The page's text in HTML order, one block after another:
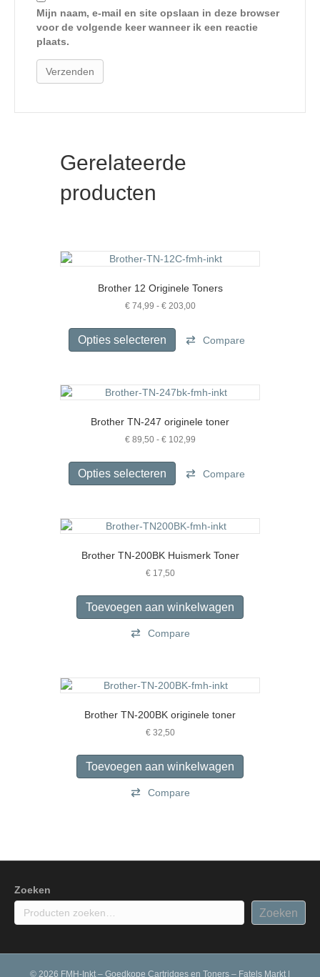
Mijn naam, e-mail en site opslaan in deze browser
voor de volgende keer wanneer ik een reactie
plaats.
Gerelateerde
producten
Brother 12 Originele Toners
€74,99 - €203,00Prijsklasse:
€ 203,00
Opties selecteren
product
Deze
kan
gekozen
de
Compare
Brother TN-247 originele toner
€89,50 - €102,99Prijsklasse:
€ 102,99
Opties selecteren
product
Deze
kan
op
de
Compare
Brother TN-200BK Huismerk Toner
€17,50
Toevoegen aan winkelwagen
Compare
Brother TN-200BK originele toner
€32,50
Toevoegen aan winkelwagen
Compare
Zoeken
Zoeken
© 2026 FMH-Inkt – Goedkope Cartridges en Toners – Fatels Markt